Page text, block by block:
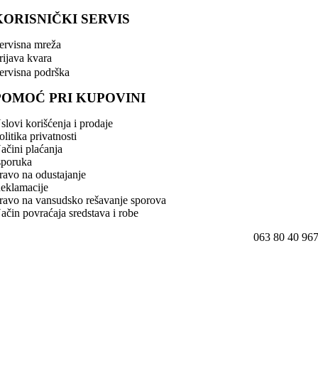
SERVIS
mreža
kvara
podrška
PRI KUPOVINI
korišćenja i prodaje
privatnosti
plaćanja
na odustajanje
na vansudsko rešavanje sporova
povraćaja sredstava i robe
063 80 40 967